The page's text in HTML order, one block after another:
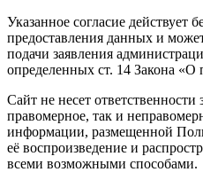
Указанное согласие действует
предоставления данных и
подачи заявления
определенных ст. 14 Закона
Сайт не несет ответственности
правомерное, так и
информации, размещенной
её воспроизведение и
всеми возможными способами.